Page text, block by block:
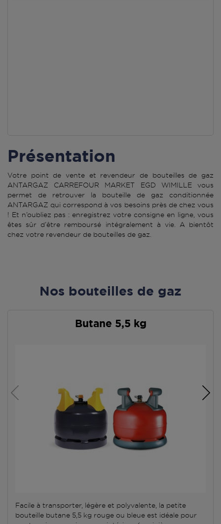
Présentation
Votre point de vente et revendeur de bouteilles de gaz
ANTARGAZ CARREFOUR MARKET EGD WIMILLE vous
permet de retrouver la bouteille de gaz conditionnée
ANTARGAZ qui correspond à vos besoins près de chez vous
! Et n’oubliez pas : enregistrez votre consigne en ligne, vous
êtes sûr d’être remboursé intégralement à vie. A bientôt
chez votre revendeur de bouteilles de gaz.
Nos bouteilles de gaz
Butane 5,5 kg
Facile à transporter, légère et polyvalente, la petite
bouteille butane 5,5 kg rouge ou bleue est idéale pour